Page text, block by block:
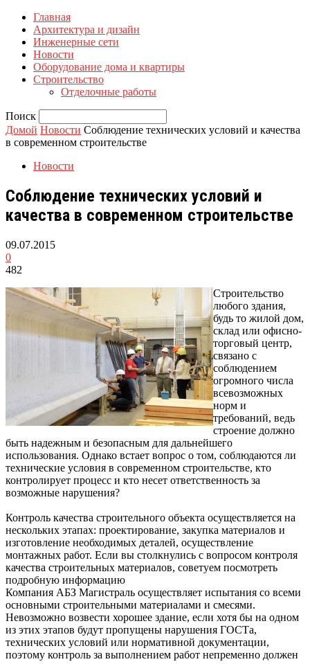
Главная
Архитектура и дизайн
Инженерные сети
Новости
Оборудование дома и квартиры
Строительство
Отделочные работы
Поиск
Домой Новости Соблюдение технических условий и качества
в современном строительстве
Новости
Соблюдение технических условий и
качества в современном строительстве
09.07.2015
0
482
Строительство
любого здания,
будь то жилой дом,
склад или офисно-
торговый центр,
связано с
соблюдением
огромного числа
всевозможных
норм и
требований, ведь
строение должно
быть надежным и безопасным для дальнейшего
использования. Однако встает вопрос о том, соблюдаются ли
технические условия в современном строительстве, кто
контролирует процесс и кто несет ответственность за
возможные нарушения?
Контроль качества строительного объекта осуществляется на
нескольких этапах: проектирование, закупка материалов и
изготовление необходимых деталей, осуществление
монтажных работ. Если вы столкнулись с вопросом контроля
качества строительных материалов, советуем посмотреть
подробную информацию
Компания АБЗ Магистраль осуществляет испытания со всеми
основными строительными материалами и смесями.
Невозможно возвести хорошее здание, если хотя бы на одном
из этих этапов будут пропущены нарушения ГОСТа,
технических условий или нормативной документации,
поэтому контроль за выполнением работ непременно должен